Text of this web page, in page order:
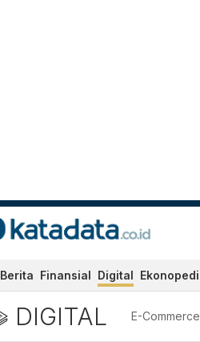
Berita Finansial Digital
DIGITAL E-Commerce